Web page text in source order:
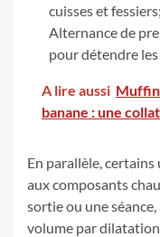
cuisses et fessiers;
Alternance de
pour détendre les
A lire aussi
banane : une
En parallèle,
aux composants
sortie ou une
volume par